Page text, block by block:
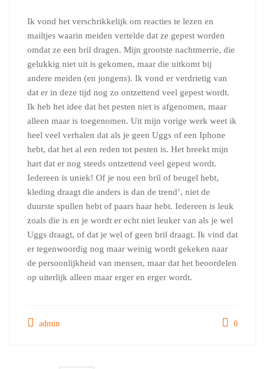
Ik vond het verschrikkelijk om reacties te lezen en
mailtjes waarin meiden vertelde dat ze gepest worden
omdat ze een bril dragen. Mijn grootste nachtmerrie, die
gelukkig niet uit is gekomen, maar die uitkomt bij
andere meiden (en jongens). Ik vond er verdrietig van
dat er in deze tijd nog zo ontzettend veel gepest wordt.
Ik heb het idee dat het pesten niet is afgenomen, maar
alleen maar is toegenomen. Uit mijn vorige werk weet ik
heel veel verhalen dat als je geen Uggs of een Iphone
hebt, dat het al een reden tot pesten is. Het breekt mijn
hart dat er nog steeds ontzettend veel gepest wordt.
Iedereen is uniek! Of je nou een bril of beugel hebt,
kleding draagt die anders is dan de trend’, niet de
duurste spullen hebt of paars haar hebt. Iedereen is leuk
zoals die is en je wordt er echt niet leuker van als je wel
Uggs draagt, of dat je wel of geen bril draagt. Ik vind dat
er tegenwoordig nog maar weinig wordt gekeken naar
de persoonlijkheid van mensen, maar dat het beoordelen
op uiterlijk alleen maar erger en erger wordt.
admin 0